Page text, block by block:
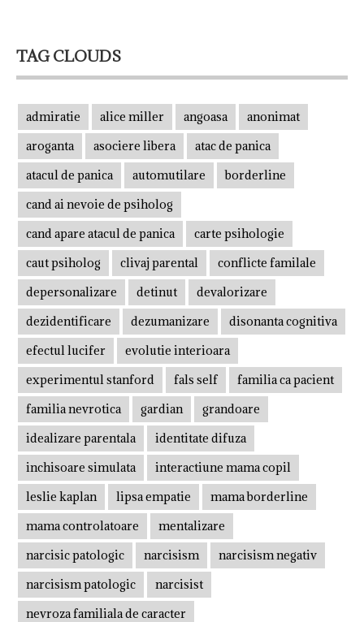
TAG CLOUDS
admiratie alice miller angoasa
anonimat
aroganta
asociere libera
atac de panica
atacul de panica
automutilare
borderline
cand ai nevoie de psiholog
cand apare atacul de panica
carte psihologie
caut psiholog
clivaj parental
conflicte familale
depersonalizare
detinut
devalorizare
dezidentificare
dezumanizare
disonanta cognitiva
efectul lucifer
evolutie interioara
experimentul stanford
fals self
familia ca pacient
familia nevrotica
gardian
grandoare
idealizare parentala
identitate difuza
inchisoare simulata
interactiune mama copil
leslie kaplan
lipsa empatie
mama borderline
mama controlatoare
mentalizare
narcisic patologic
narcisism
narcisism negativ
narcisism patologic
narcisist
nevroza familiala de caracter